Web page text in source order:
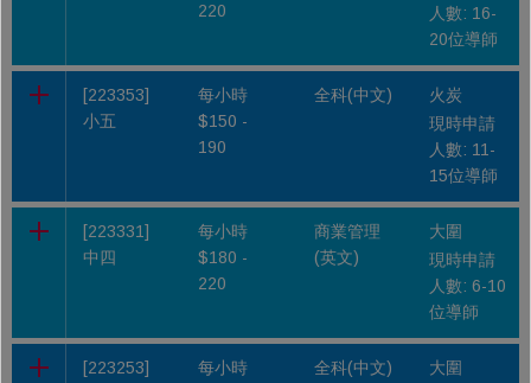
220
人數: 16-
20位導師
[223353]
小五
每小時
$150 -
190
全科(中文)
火炭
現時申請
人數: 11-
15位導師
[223331]
中四
每小時
$180 -
220
商業管理
(英文)
大圍
現時申請
人數: 6-10
位導師
[223253]
每小時
全科(中文)
大圍